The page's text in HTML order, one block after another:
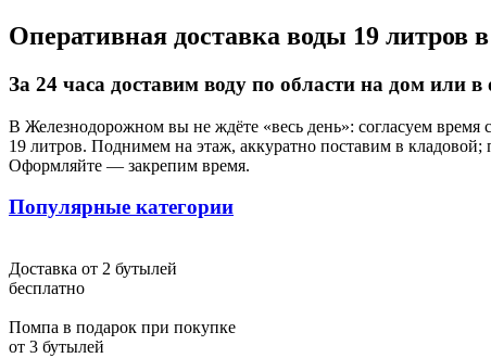
Оперативная доставка воды 19 литров
За 24 часа доставим воду по области на дом или
В Железнодорожном вы не ждёте «весь день»: согласуем время
19 литров. Поднимем на этаж, аккуратно поставим в
Оформляйте — закрепим время.
Популярные категории
Доставка от 2 бутылей
бесплатно
Помпа в подарок при покупке
от 3 бутылей